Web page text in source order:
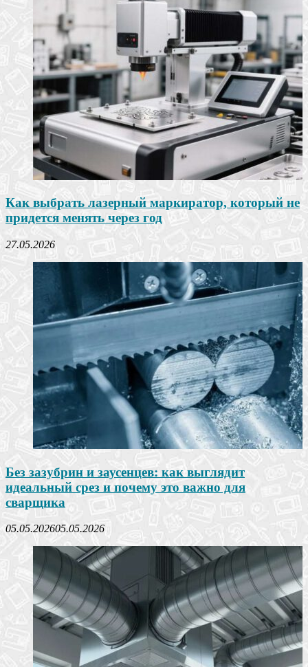
Как выбрать лазерный маркиратор, который не
придется менять через год
27.05.2026
Без зазубрин и заусенцев: как выглядит
идеальный срез и почему это важно для
сварщика
05.05.202605.05.2026